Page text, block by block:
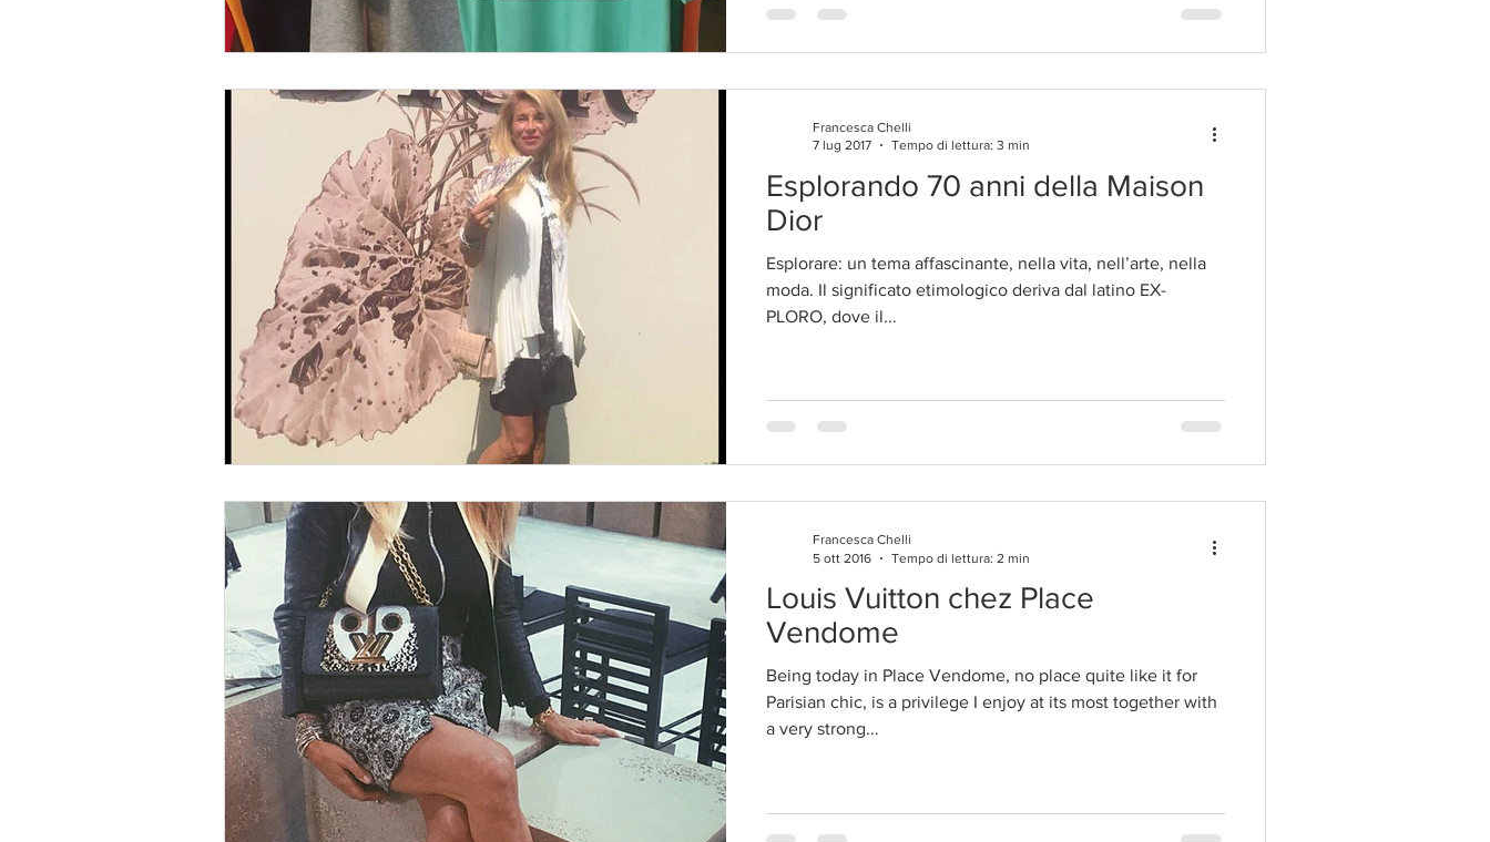
Esplorando 70 anni della Maison
Dior
Esplorare: un tema affascinante, nella vita, nell’arte, nella
moda. Il significato etimologico deriva dal latino EX-
PLORO, dove il...
Francesca Chelli
7 lug 2017
Tempo di lettura: 3 min
Louis Vuitton chez Place
Vendome
Being today in Place Vendome, no place quite like it for
Parisian chic, is a privilege I enjoy at its most together with
a very strong...
Francesca Chelli
5 ott 2016
Tempo di lettura: 2 min